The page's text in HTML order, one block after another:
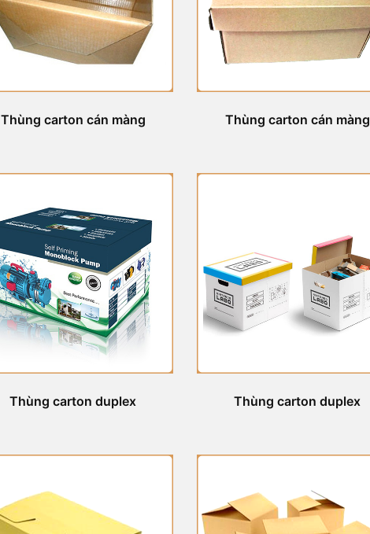
Thùng carton cán màng Thùng carton cán màng
Thùng carton duplex Thùng carton duplex